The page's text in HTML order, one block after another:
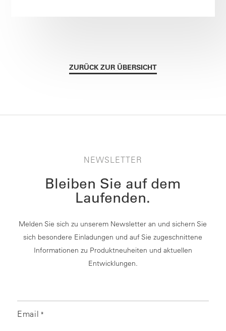
ZURÜCK ZUR ÜBERSICHT
NEWSLETTER
Bleiben Sie auf dem
Laufenden.
Melden Sie sich zu unserem Newsletter an und sichern Sie
sich besondere Einladungen und auf Sie zugeschnittene
Informationen zu Produktneuheiten und aktuellen
Entwicklungen.
Email *